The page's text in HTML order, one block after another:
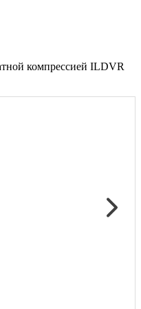
компрессией ILDVR